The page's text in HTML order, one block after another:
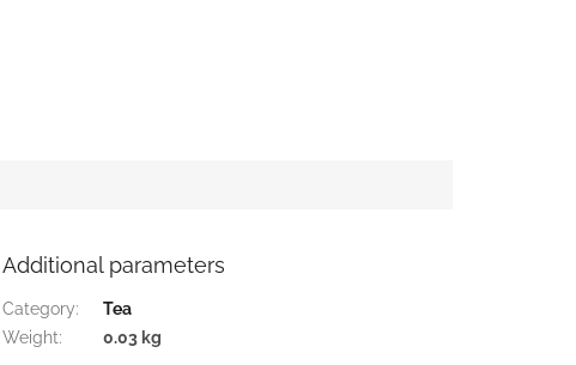
Additional parameters
Category:
Tea
Weight: 0.03 kg